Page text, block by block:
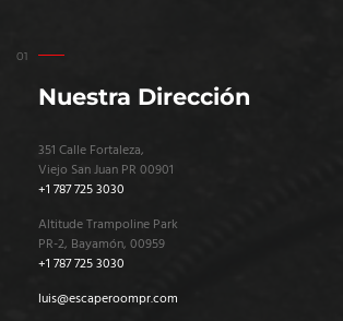
Nuestra Dirección
351 Calle Fortaleza,
Viejo San Juan PR 00901
+1 787 725 3030
Altitude Trampoline Park
PR-2, Bayamón, 00959
+1 787 725 3030
luis@escaperoompr.com